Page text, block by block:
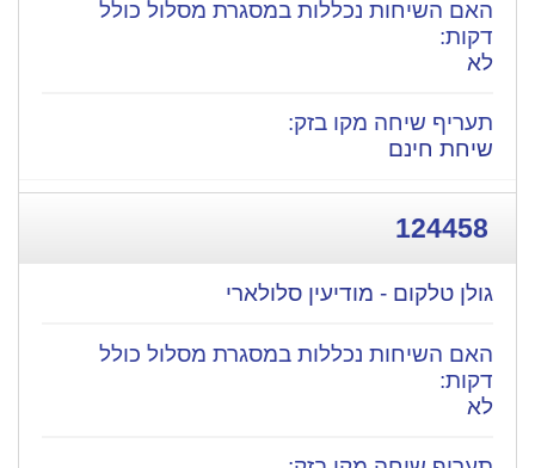
לא
שיחת חינם
124458
גולן טלקום - מודיעין סלולארי
לא